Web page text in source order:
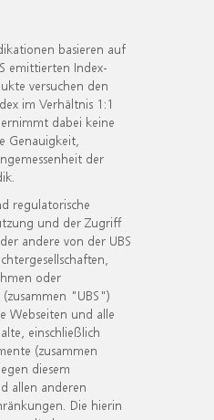
basieren auf
emittierten Index-
versuchen den
im Verhältnis 1:1
dabei keine
Genauigkeit,
der
regulatorische
und der Zugriff
andere von der UBS
oder
"UBS")
Webseiten und alle
einschließlich
(zusammen
diesem
allen anderen
Die hierin